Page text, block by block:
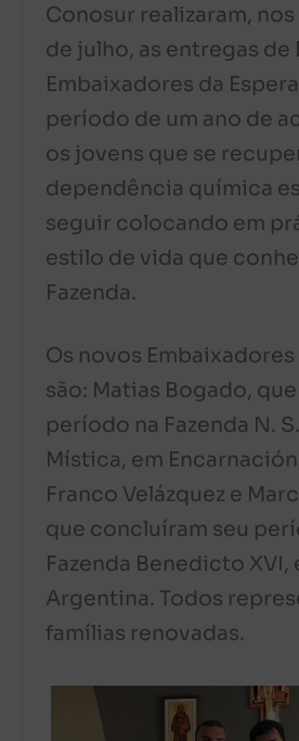
Conosur realizaram, nos
de julho, as entregas de
Embaixadores da
período de um ano de
os jovens que se
dependência química
seguir colocando em
estilo de vida que
Fazenda.
Os novos Embaixadores
são: Matias Bogado,
período na Fazenda N.
Mística, em
Franco Velázquez e
que concluíram seu
Fazenda Benedicto XVI,
Argentina. Todos
famílias renovadas.